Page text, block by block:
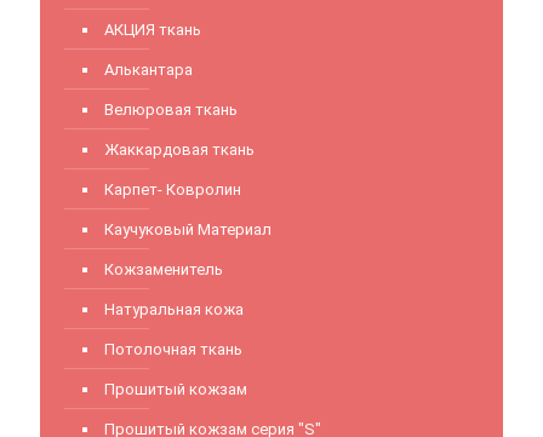
АКЦИЯ ткань
Алькантара
Велюровая ткань
Жаккардовая ткань
Карпет- Ковролин
Каучуковый Материал
Кожзаменитель
Натуральная кожа
Потолочная ткань
Прошитый кожзам
Прошитый кожзам серия "S"